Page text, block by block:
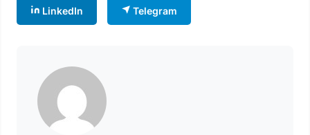
LinkedIn Telegram